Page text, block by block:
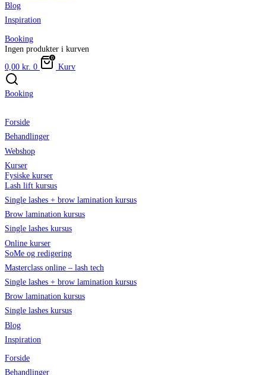
Blog
Inspiration
Booking
Ingen produkter i kurven
0,00 kr. 0 Kurv
Booking
Forside
Behandlinger
Webshop
Kurser
Fysiske kurser
Lash lift kursus
Single lashes + brow lamination kursus
Brow lamination kursus
Single lashes kursus
Online kurser
SoMe og redigering
Masterclass online – lash tech
Single lashes + brow lamination kursus
Brow lamination kursus
Single lashes kursus
Blog
Inspiration
Forside
Behandlinger